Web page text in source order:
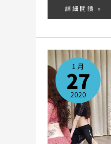
詳細閱讀 »
1 月
27
2020
基
礎
班